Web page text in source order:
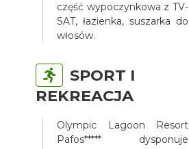
część wypoczynkowa z TV-
SAT, łazienka, suszarka do
włosów.
SPORT I
REKREACJA
Olympic Lagoon Resort
Pafos***** dysponuje